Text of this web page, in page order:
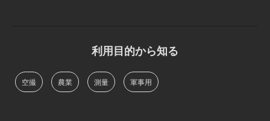
利用目的から知る
空撮 農業 測量 軍事用